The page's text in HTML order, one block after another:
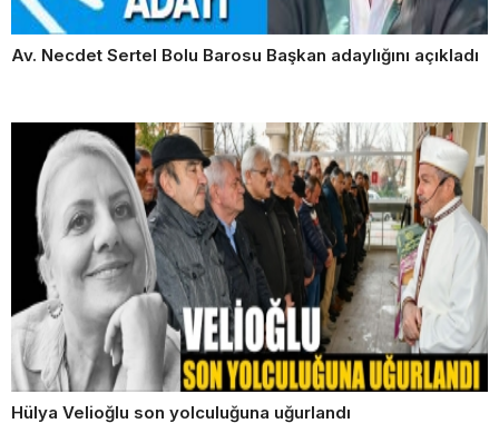
Av. Necdet Sertel Bolu Barosu Başkan adaylığını açıkladı
Hülya Velioğlu son yolculuğuna uğurlandı